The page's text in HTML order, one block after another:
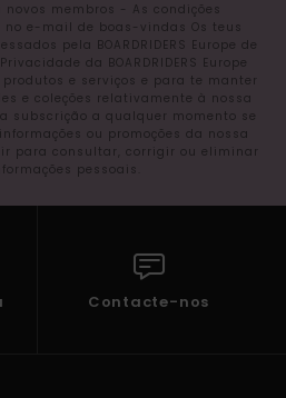
membros - As condições
e-mail de boas-vindas Os teus
pela BOARDRIDERS Europe de
da BOARDRIDERS Europe
e serviços e para te manter
e coleções relativamente à nossa
a subscrição a qualquer momento se
ou promoções da nossa
para consultar, corrigir ou eliminar
pessoais.
Contacte-nos